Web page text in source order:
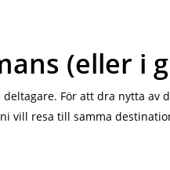
(eller i
För att dra nytta
vill resa till samma